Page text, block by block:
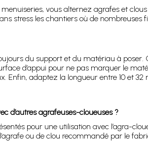
vous alternez agrafes et
stress les chantiers où de
du support et du matériau à poser.
d’appui pour ne pas marquer le
Enfin, adaptez la longueur entre 10 et
d’autres agrafeuses-cloueuses ?
pour une utilisation avec l’agra-
ou de clou recommandé par le